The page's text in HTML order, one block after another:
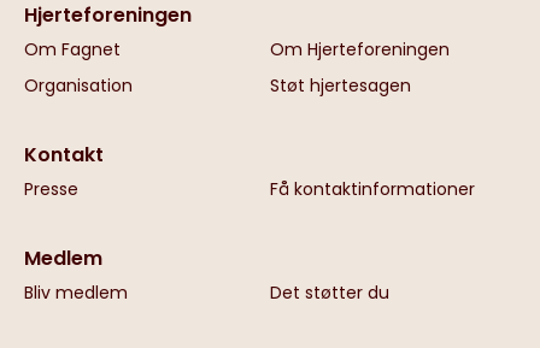
Hjerteforeningen
Om Fagnet
Om Hjerteforeningen
Organisation
Støt hjertesagen
Kontakt
Presse Få kontaktinformationer
Medlem
Bliv medlem Det støtter du